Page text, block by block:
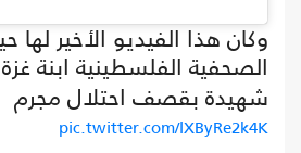
وكان هذا الفيديو الأخير لها
الصحفية الفلسطينية ابنة غزة
شهيدة بقصف احتلال مجرم
pic.twitter.com/lXByRe2k4K